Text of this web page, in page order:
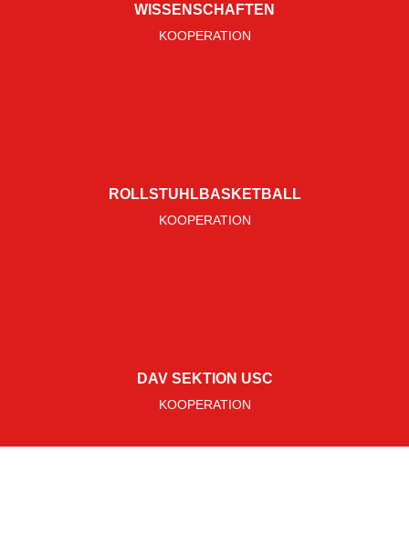
WISSENSCHAFTEN
KOOPERATION
ROLLSTUHLBASKETBALL
KOOPERATION
DAV SEKTION USC
KOOPERATION